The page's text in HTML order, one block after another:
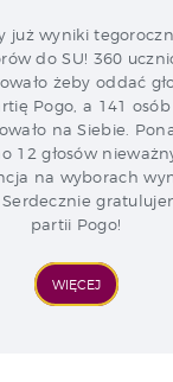
już wyniki
do SU! 360
żeby oddać
Pogo, a 141 osób
na Siebie.
12 głosów
na wyborach
Serdecznie
partii Pogo!
WIĘCEJ